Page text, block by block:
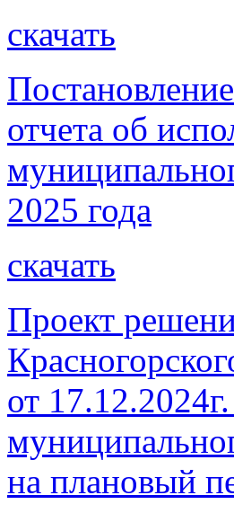
скачать
отчета об
2025 года
скачать
Проект
от
на плановый